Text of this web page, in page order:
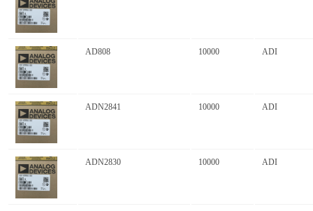
AD808 10000 ADI
ADN2841 10000 ADI
ADN2830 10000 ADI